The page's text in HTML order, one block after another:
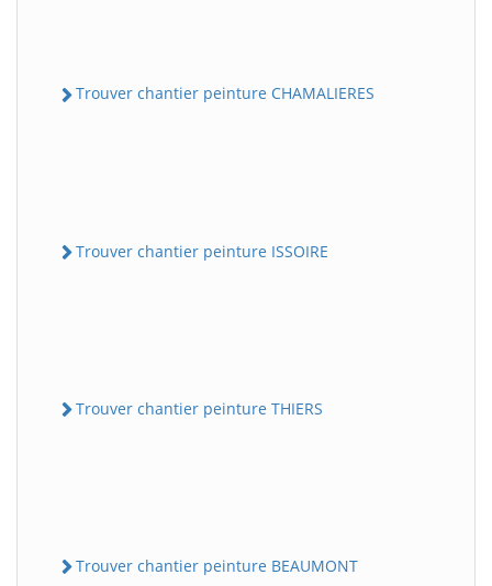
Trouver chantier peinture CHAMALIERES
Trouver chantier peinture ISSOIRE
Trouver chantier peinture THIERS
Trouver chantier peinture BEAUMONT